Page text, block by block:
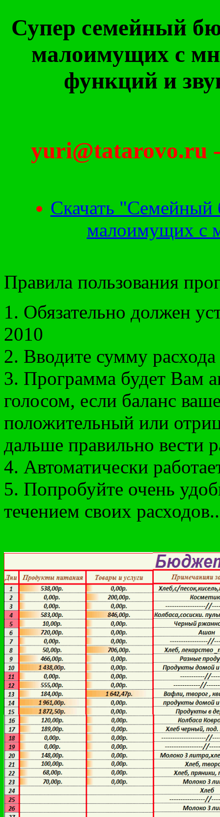
Супер семейный
малоимущих с
функций и
yuri@tatarovo.ru
Скачать "Семейный
малоимущих с
Правила пользования
1. Обязательно должен
2010
2. Вводите сумму
3. Программа будет Вам
голосом, если баланс
положительный или
дальше правильно вести
4. Автоматически
5. Попробуйте очень
течением своих